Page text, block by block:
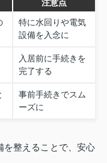
注意点
特に水回りや電気
設備を入念に
入居前に手続きを
完了する
事前手続きでスム
ーズに
を整えることで、安心